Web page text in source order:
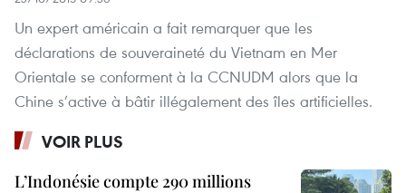
Un expert américain a fait remarquer que les
déclarations de souveraineté du Vietnam en Mer
Orientale se conforment à la CCNUDM alors que la
Chine s’active à bâtir illégalement des îles artificielles.
VOIR PLUS
L’Indonésie compte 290 millions